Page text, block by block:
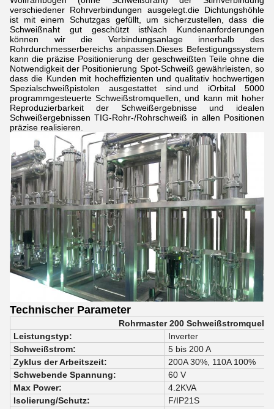
verschiedener Rohrverbindungen ausgelegt.die Dichtungshöhle
ist mit einem Schutzgas gefüllt, um sicherzustellen, dass die
Schweißnaht gut geschützt istNach Kundenanforderungen
können wir die Verbindungsanlage innerhalb des
Rohrdurchmesserbereichs anpassen.Dieses Befestigungssystem
kann die präzise Positionierung der geschweißten Teile ohne die
Notwendigkeit der Positionierung Spot-Schweiß gewährleisten, so
dass die Kunden mit hocheffizienten und qualitativ hochwertigen
Spezialschweißpistolen ausgestattet sind.und iOrbital 5000
programmgesteuerte Schweißstromquellen, und kann mit hoher
Reproduzierbarkeit der Schweißergebnisse und idealen
Schweißergebnissen TIG-Rohr-/Rohrschweiß in allen Positionen
präzise realisieren.
Technischer Parameter
Rohrmaster 200 Schweißstromquelle
Leistungstyp:
Inverter
Schweißstrom:
5 bis 200 A
Zyklus der Arbeitszeit:
200A 30%, 110A 100%
Schwebende Spannung:
60 V
Max Power:
4.2KVA
Isolierung/Schutz:
F/IP21S